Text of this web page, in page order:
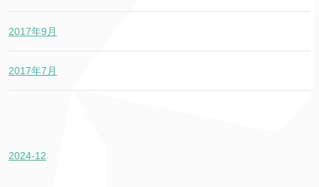
2017年9月
2017年7月
2024-12